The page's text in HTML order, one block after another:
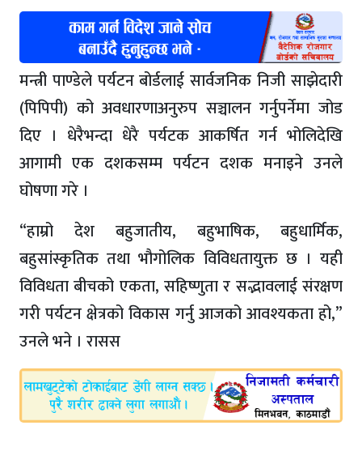
मन्त्री पाण्डेले पर्यटन बोर्डलाई सार्वजनिक निजी साझेदारी
(पिपिपी) को अवधारणाअनुरुप सञ्चालन गर्नुपर्नेमा जोड
दिए । धेरैभन्दा धेरै पर्यटक आकर्षित गर्न भोलिदेखि
आगामी एक दशकसम्म पर्यटन दशक मनाइने उनले
घोषणा गरे ।
“हाम्रो देश बहुजातीय, बहुभाषिक, बहुधार्मिक,
बहुसांस्कृतिक तथा भौगोलिक विविधतायुक्त छ । यही
विविधता बीचको एकता, सहिष्णुता र सद्भावलाई संरक्षण
गरी पर्यटन क्षेत्रको विकास गर्नु आजको आवश्यकता हो,”
उनले भने । रासस